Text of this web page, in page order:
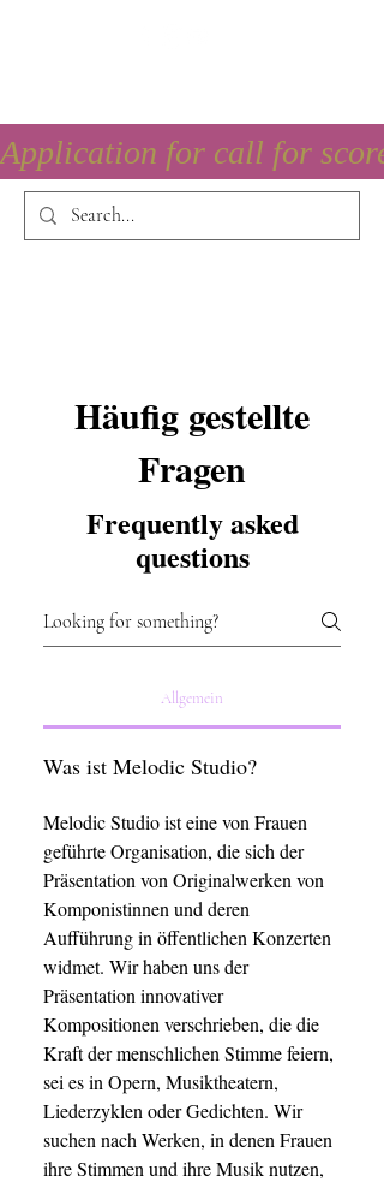
Application for call for score
Häufig gestellte
Fragen
Frequently asked
questions
Allgemein
Was ist Melodic Studio?
Melodic Studio ist eine von Frauen
geführte Organisation, die sich der
Präsentation von Originalwerken von
Komponistinnen und deren
Aufführung in öffentlichen Konzerten
widmet. Wir haben uns der
Präsentation innovativer
Kompositionen verschrieben, die die
Kraft der menschlichen Stimme feiern,
sei es in Opern, Musiktheatern,
Liederzyklen oder Gedichten. Wir
suchen nach Werken, in denen Frauen
ihre Stimmen und ihre Musik nutzen,